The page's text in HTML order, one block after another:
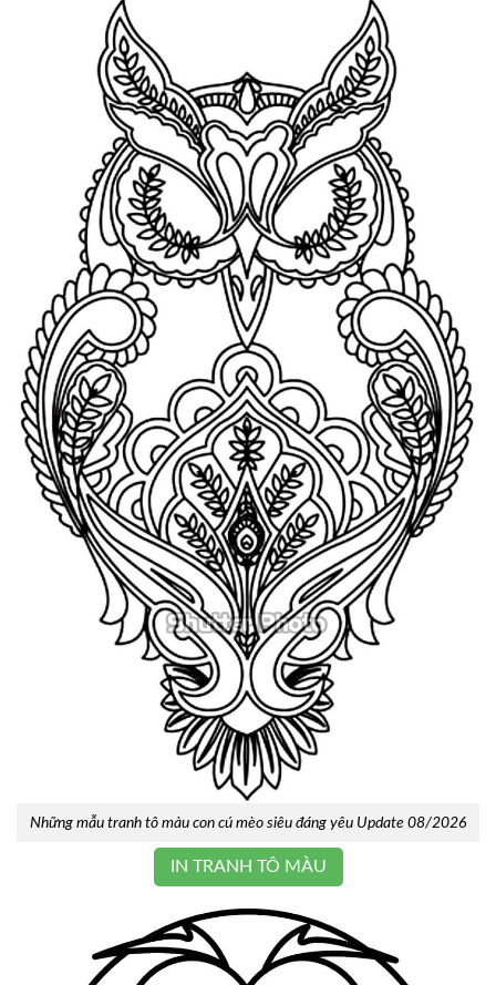
Những mẫu tranh tô màu con cú mèo siêu đáng yêu Update 08/2026
IN TRANH TÔ MÀU